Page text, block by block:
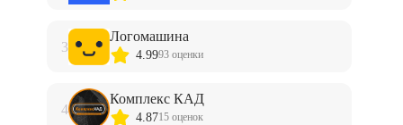
3
Логомашина
4.9993 оценки
4
Комплекс КАД
4.8715 оценок